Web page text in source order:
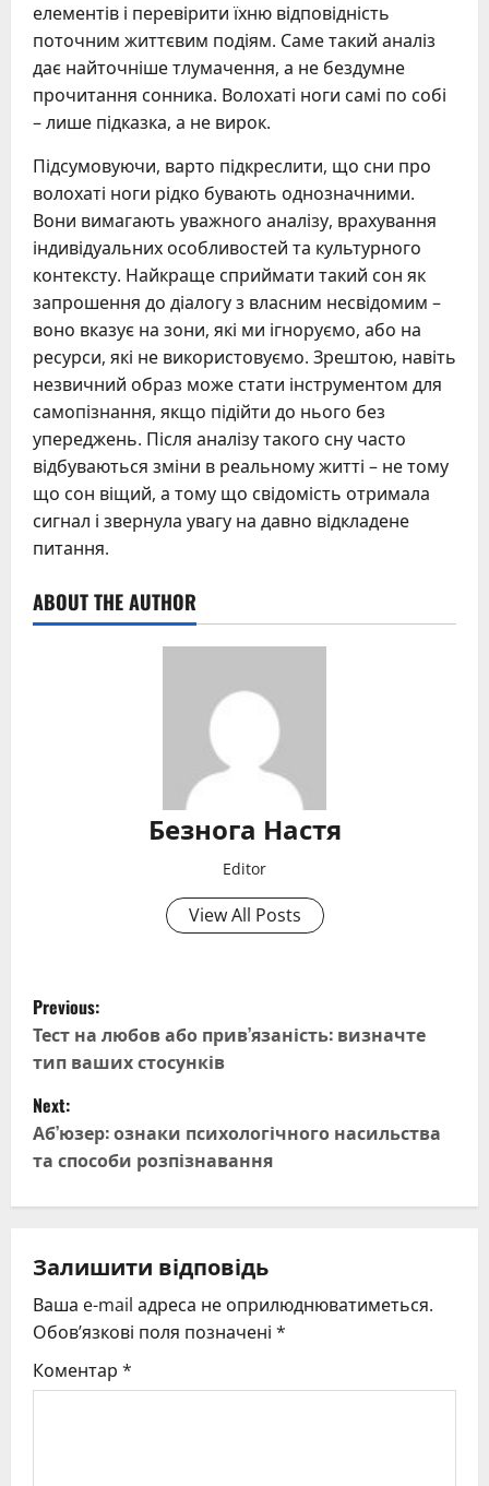
елементів і перевірити їхню відповідність
поточним життєвим подіям. Саме такий аналіз
дає найточніше тлумачення, а не бездумне
прочитання сонника. Волохаті ноги самі по собі
– лише підказка, а не вирок.
Підсумовуючи, варто підкреслити, що сни про
волохаті ноги рідко бувають однозначними.
Вони вимагають уважного аналізу, врахування
індивідуальних особливостей та культурного
контексту. Найкраще сприймати такий сон як
запрошення до діалогу з власним несвідомим –
воно вказує на зони, які ми ігноруємо, або на
ресурси, які не використовуємо. Зрештою, навіть
незвичний образ може стати інструментом для
самопізнання, якщо підійти до нього без
упереджень. Після аналізу такого сну часто
відбуваються зміни в реальному житті – не тому
що сон віщий, а тому що свідомість отримала
сигнал і звернула увагу на давно відкладене
питання.
ABOUT THE AUTHOR
Безнога Настя
Editor
View All Posts
P
o
s
t
n
v
i
g
Previous:
Тест на любов або прив’язаність: визначте
тип ваших стосунків
Next:
Аб’юзер: ознаки психологічного насильства
та способи розпізнавання
Залишити відповідь
Ваша e-mail адреса не оприлюднюватиметься.
Обов’язкові поля позначені *
Коментар *